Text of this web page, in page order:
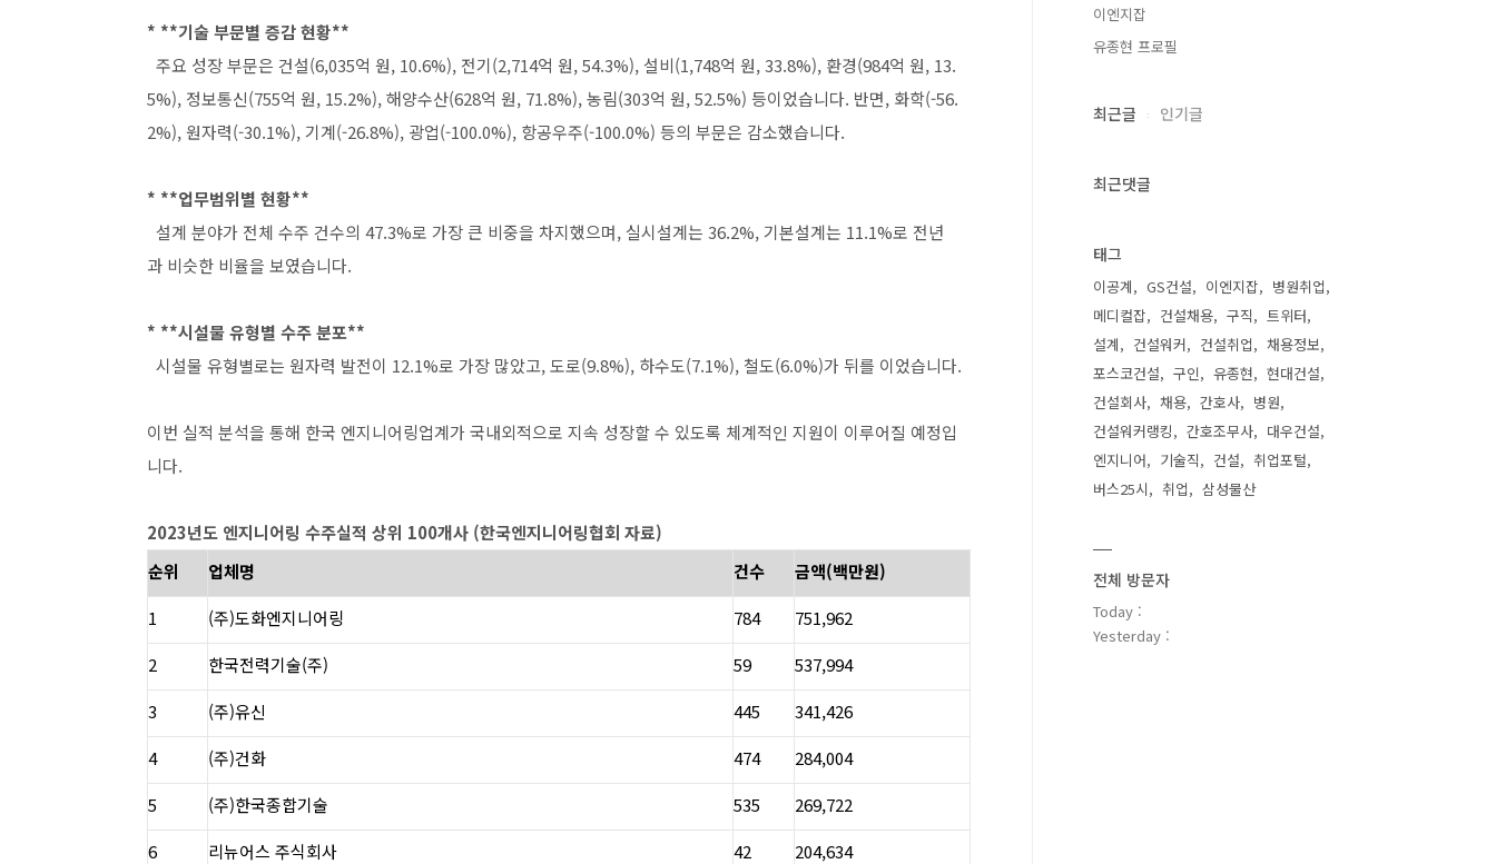
* **기술 부문별 증감 현황**
주요 성장 부문은 건설(6,035억 원, 10.6%), 전기(2,714억 원, 54.3%), 설비(1,748억 원, 33.8%), 환경(984억 원, 13.
5%), 정보통신(755억 원, 15.2%), 해양수산(628억 원, 71.8%), 농림(303억 원, 52.5%) 등이었습니다. 반면, 화학(-56.
2%), 원자력(-30.1%), 기계(-26.8%), 광업(-100.0%), 항공우주(-100.0%) 등의 부문은 감소했습니다.
* **업무범위별 현황**
설계 분야가 전체 수주 건수의 47.3%로 가장 큰 비중을 차지했으며, 실시설계는 36.2%, 기본설계는 11.1%로 전년
과 비슷한 비율을 보였습니다.
* **시설물 유형별 수주 분포**
시설물 유형별로는 원자력 발전이 12.1%로 가장 많았고, 도로(9.8%), 하수도(7.1%), 철도(6.0%)가 뒤를 이었습니다.
이번 실적 분석을 통해 한국 엔지니어링업계가 국내외적으로 지속 성장할 수 있도록 체계적인 지원이 이루어질 예정입
니다.
2023년도 엔지니어링 수주실적 상위 100개사 (한국엔지니어링협회 자료)
순위
업체명 건수
금액(백만원)
1
(주)도화엔지니어링 784
751,962
2
한국전력기술(주) 59
537,994
3
(주)유신 445
341,426
4
(주)건화 474
284,004
5
(주)한국종합기술 535
269,722
6
리뉴어스 주식회사 42
204,634
이엔지잡
유종현 프로필
최근글 인기글
최근댓글
태그
이공계 GS건설 이엔지잡
병원취업
메디컬잡
건설채용 구직
트위터
설계
건설워커 건설취업
채용정보
포스코건설
구인 유종현
현대건설
건설회사
채용 간호사
병원
건설워커랭킹
간호조무사
대우건설
엔지니어
기술직 건설
취업포털
버스25시
취업 삼성물산
전체 방문자
Today :
Yesterday :